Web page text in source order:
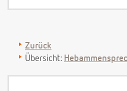
Zurück
Übersicht: